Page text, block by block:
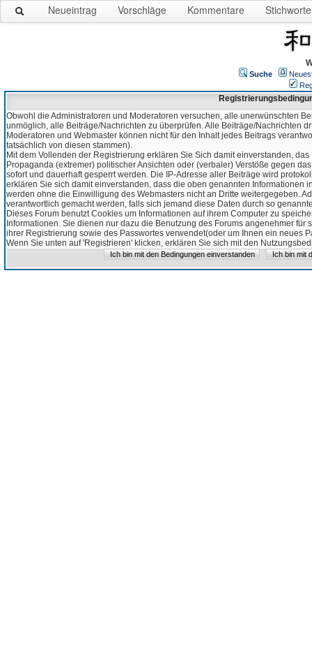
Neueintrag Vorschläge Kommentare Stichworte
Suche
Obwohl die Administratoren und Moderatoren versuchen, alle unerwünschten
unmöglich, alle Beiträge/Nachrichten zu überprüfen. Alle Beiträge/Nachrichten
Moderatoren und Webmaster können nicht für den Inhalt jedes Beitrags
tatsächlich von diesen stammen).
Mit dem Vollenden der Registrierung erklären Sie Sich damit einverstanden,
Propaganda (extremer) politischer Ansichten oder (verbaler) Verstöße gegen
sofort und dauerhaft gesperrt werden. Die IP-Adresse aller Beiträge wird
erklären Sie sich damit einverstanden, dass die oben genannten Informationen
werden ohne die Einwilligung des Webmasters nicht an Dritte weitergegeben.
verantwortlich gemacht werden, falls sich jemand diese Daten durch so
Dieses Forum benutzt Cookies um Informationen auf ihrem Computer zu
Informationen. Sie dienen nur dazu die Benutzung des Forums angenehmer
ihrer Registrierung sowie des Passwortes verwendet(oder um Ihnen ein neues
Wenn Sie unten auf 'Registrieren' klicken, erklären Sie sich mit den